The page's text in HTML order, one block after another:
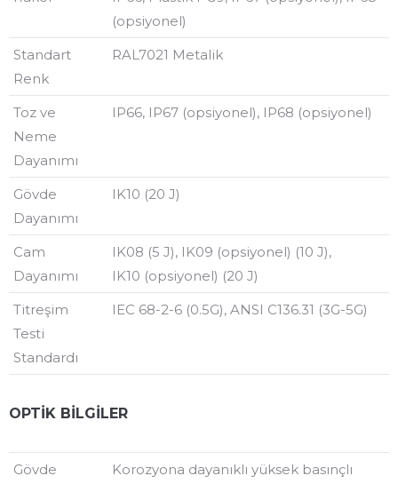
(opsiyonel)
Standart
Renk
RAL7021 Metalik
Toz ve
Neme
Dayanımı
IP66, IP67 (opsiyonel), IP68 (opsiyonel)
Gövde
Dayanımı
IK10 (20 J)
Cam
Dayanımı
IK08 (5 J), IK09 (opsiyonel) (10 J),
IK10 (opsiyonel) (20 J)
Titreşim
Testi
Standardı
IEC 68-2-6 (0.5G), ANSI C136.31 (3G-5G)
OPTİK BİLGİLER
Gövde
Korozyona dayanıklı yüksek basınçlı